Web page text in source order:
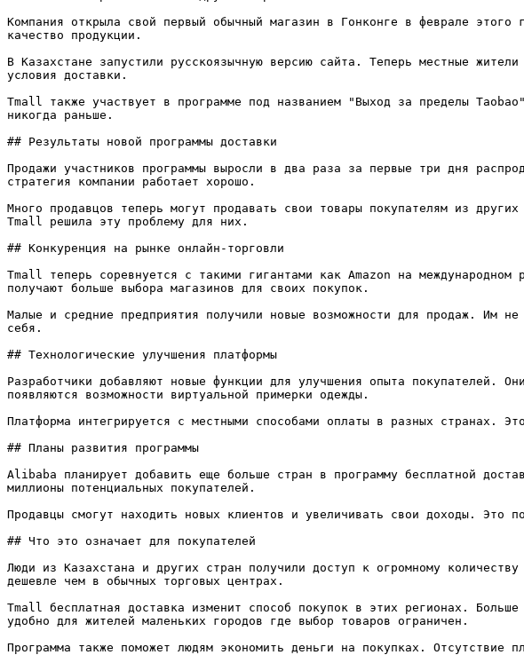
Компания открыла свой первый обычный магазин в Гонконге в феврале
качество продукции.
В Казахстане запустили русскоязычную версию сайта. Теперь местные
условия доставки.
Tmall также участвует в программе под названием "Выход за пределы
никогда раньше.
## Результаты новой программы доставки
Продажи участников программы выросли в два раза за первые три дня
стратегия компании работает хорошо.
Много продавцов теперь могут продавать свои товары покупателям из
Tmall решила эту проблему для них.
## Конкуренция на рынке онлайн-торговли
Tmall теперь соревнуется с такими гигантами как Amazon на
получают больше выбора магазинов для своих покупок.
Малые и средние предприятия получили новые возможности для продаж. Им
себя.
## Технологические улучшения платформы
Разработчики добавляют новые функции для улучшения опыта покупателей.
появляются возможности виртуальной примерки одежды.
Платформа интегрируется с местными способами оплаты в разных странах.
## Планы развития программы
Alibaba планирует добавить еще больше стран в программу бесплатной
миллионы потенциальных покупателей.
Продавцы смогут находить новых клиентов и увеличивать свои доходы. Это
## Что это означает для покупателей
Люди из Казахстана и других стран получили доступ к огромному
дешевле чем в обычных торговых центрах.
Tmall бесплатная доставка изменит способ покупок в этих регионах.
удобно для жителей маленьких городов где выбор товаров ограничен.
Программа также поможет людям экономить деньги на покупках. Отсутствие